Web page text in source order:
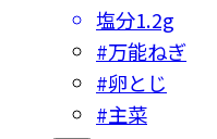
塩分1.2g
#万能ねぎ
#卵とじ
#主菜